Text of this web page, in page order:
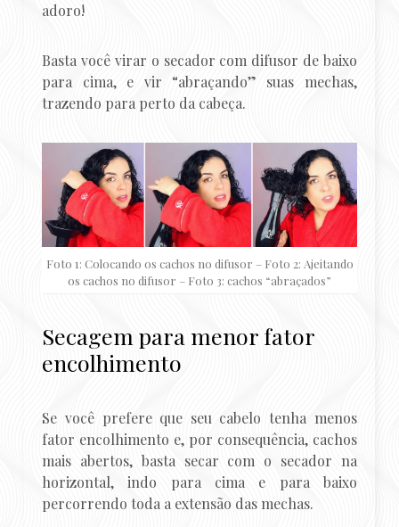
adoro!
Basta você virar o secador com difusor de baixo
para cima, e vir “abraçando” suas mechas,
trazendo para perto da cabeça.
Foto 1: Colocando os cachos no difusor – Foto 2: Ajeitando
os cachos no difusor – Foto 3: cachos “abraçados”
Secagem para menor fator
encolhimento
Se você prefere que seu cabelo tenha menos
fator encolhimento e, por consequência, cachos
mais abertos, basta secar com o secador na
horizontal, indo para cima e para baixo
percorrendo toda a extensão das mechas.